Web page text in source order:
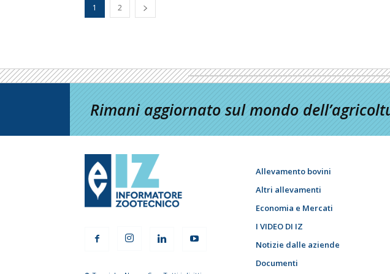
1 2
Rimani aggiornato sul mondo
Allevamento bovini
Altri allevamenti
Economia e Mercati
I VIDEO DI IZ
Notizie dalle aziende
Documenti